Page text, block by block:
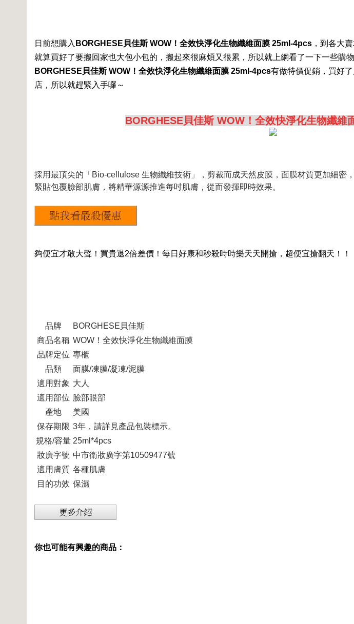
日前想購入 BORGHESE貝佳斯 WOW！全效快淨化生物纖維面膜 25ml-4pcs ，到各大
就算買好了要搬回家也大包小包的，搬起來很麻煩又很累，所以就上網看了一下一些購
BORGHESE貝佳斯 WOW！全效快淨化生物纖維面膜 25ml-4pcs有做特價促銷，買好
店，所以就趕緊入手囉～
BORGHESE貝佳斯 WOW！全效快淨化生物纖維
採用最頂尖的「Bio-cellulose 生物纖維技術」，剪裁而成天然皮膜，面膜材質更加細密
緊貼包覆臉部肌膚，將精華源源推進每吋肌膚，從而發揮即時效果。
夠便宜才敢大聲！買貴退2倍差價！每日好康和秒殺時時樂天天開搶，超便宜搶翻天！！
品牌
BORGHESE貝佳斯
商品名稱 WOW！全效快淨化生物纖維面膜
品牌定位 專櫃
品類
面膜/凍膜/凝凍/泥膜
適用對象 大人
適用部位 臉部眼部
產地
美國
保存期限 3年，請詳見產品包裝標示。
規格/容量 25ml*4pcs
妝廣字號 中市衛妝廣字第10509477號
適用膚質 各種肌膚
目的功效 保濕
你也可能有興趣的商品：